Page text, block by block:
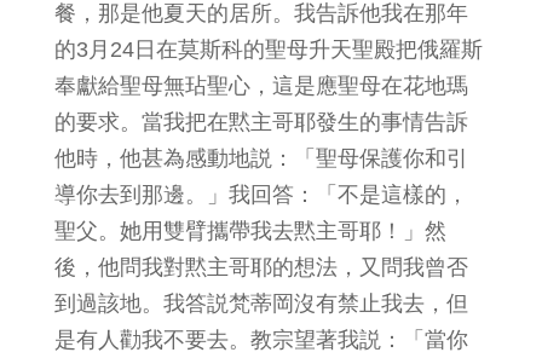
餐，那是他夏天的居所。我告訴他我在那年
的3月24日在莫斯科的聖母升天聖殿把俄羅斯
奉獻給聖母無玷聖心，這是應聖母在花地瑪
的要求。當我把在黙主哥耶發生的事情告訴
他時，他甚為感動地説：「聖母保護你和引
導你去到那邊。」我回答：「不是這樣的，
聖父。她用雙臂攜帶我去黙主哥耶！」然
後，他問我對黙主哥耶的想法，又問我曾否
到過該地。我答説梵蒂岡沒有禁止我去，但
是有人勸我不要去。教宗望著我説：「當你